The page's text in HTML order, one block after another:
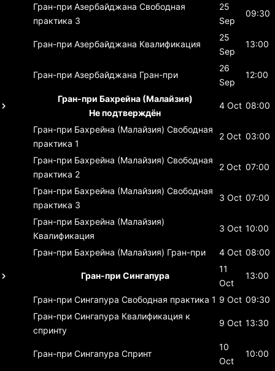
Гран-при Азербайджана Свободная
практика 3
25
Sep
09:30
Гран-при Азербайджана Квалификация
25
Sep
13:00
Гран-при Азербайджана Гран-при
26
Sep
12:00
Гран-при Бахрейна (Малайзия)
Не подтверждён
4 Oct 08:00
Гран-при Бахрейна (Малайзия) Свободная
практика 1
2 Oct 03:00
Гран-при Бахрейна (Малайзия) Свободная
практика 2
2 Oct 07:00
Гран-при Бахрейна (Малайзия) Свободная
практика 3
3 Oct 07:00
Гран-при Бахрейна (Малайзия)
Квалификация
3 Oct 10:00
Гран-при Бахрейна (Малайзия) Гран-при 4 Oct 08:00
Гран-при Сингапура
11
Oct
13:00
Гран-при Сингапура Свободная практика 1 9 Oct 09:30
Гран-при Сингапура Квалификация к
спринту
9 Oct 13:30
Гран-при Сингапура Спринт
10
Oct
10:00